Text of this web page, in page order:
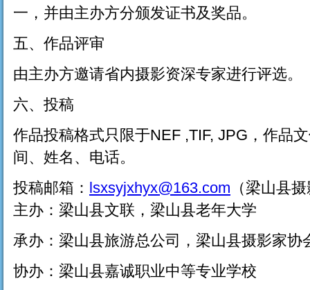
一，并由主办方分颁发证书及奖品。
五、作品评审
由主办方邀请省内摄影资深专家进行评选。
六、投稿
作品投稿格式只限于NEF ,TIF, JPG，作品
间、姓名、电话。
投稿邮箱： lsxsyjxhyx@163.com （梁山县
主办：梁山县文联，梁山县老年大学
承办：梁山县旅游总公司，梁山县摄影家协
协办：梁山县嘉诚职业中等专业学校